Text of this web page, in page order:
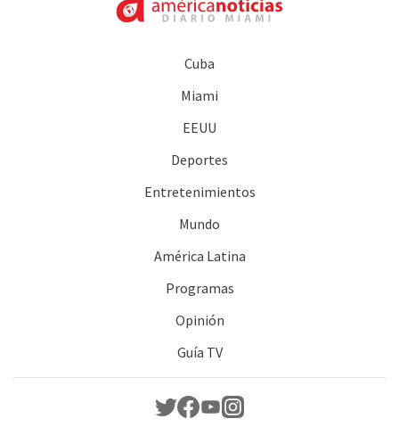
Cuba
Miami
EEUU
Deportes
Entretenimientos
Mundo
América Latina
Programas
Opinión
Guía TV